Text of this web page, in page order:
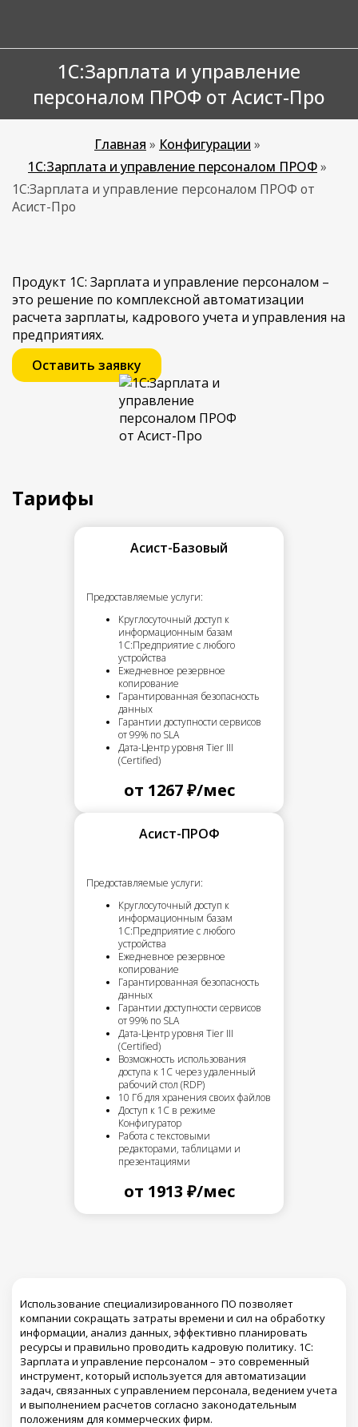
1С:Зарплата и управление
персоналом ПРОФ от Асист-Про
Главная » Конфигурации »
1С:Зарплата и управление персоналом ПРОФ»
1С:Зарплата и управление персоналом ПРОФ от
Асист-Про
Продукт 1С: Зарплата и управление персоналом –
это решение по комплексной автоматизации
расчета зарплаты, кадрового учета и управления на
предприятиях.
Оставить заявку
Тарифы
Асист-Базовый
Предоставляемые услуги:
Круглосуточный доступ к
информационным базам
1С:Предприятие с любого
устройства
Ежедневное резервное
копирование
Гарантированная безопасность
данных
Гарантии доступности сервисов
от 99% по SLA
Дата-Центр уровня Tier III
(Certified)
от 1267 ₽/мес
Асист-ПРОФ
Предоставляемые услуги:
Круглосуточный доступ к
информационным базам
1С:Предприятие с любого
устройства
Ежедневное резервное
копирование
Гарантированная безопасность
данных
Гарантии доступности сервисов
от 99% по SLA
Дата-Центр уровня Tier III
(Certified)
Возможность использования
доступа к 1С через удаленный
рабочий стол (RDP)
10 Гб для хранения своих файлов
Доступ к 1С в режиме
Конфигуратор
Работа с текстовыми
редакторами, таблицами и
презентациями
от 1913 ₽/мес
Использование специализированного ПО позволяет
компании сокращать затраты времени и сил на обработку
информации, анализ данных, эффективно планировать
ресурсы и правильно проводить кадровую политику. 1С:
Зарплата и управление персоналом – это современный
инструмент, который используется для автоматизации
задач, связанных с управлением персонала, ведением учета
и выполнением расчетов согласно законодательным
положениям для коммерческих фирм.